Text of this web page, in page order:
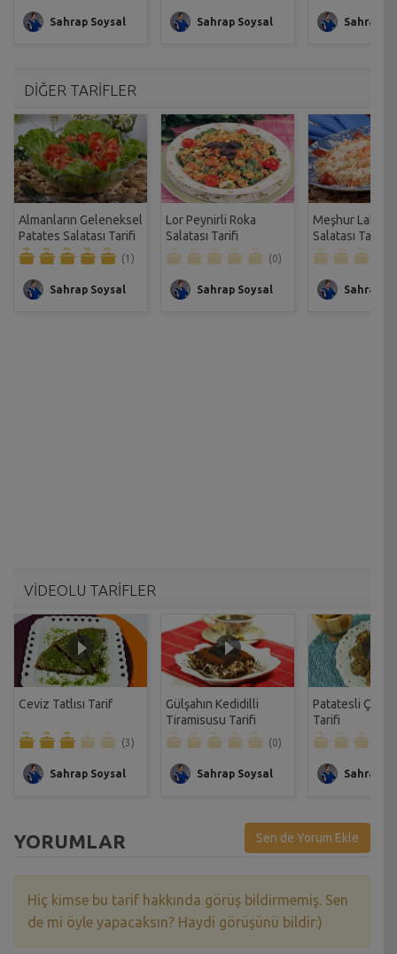
Sahrap Soysal Sahrap Soysal Sahrap
DİĞER TARİFLER
Almanların Geleneksel
Patates Salatası Tarifi
(1)
Sahrap Soysal
Lor Peynirli Roka
Salatası Tarifi
(0)
Sahrap Soysal
Meşhur Lahana
Salatası Tarifi
Sahrap
VİDEOLU TARİFLER
Ceviz Tatlısı Tarif
(3)
Sahrap Soysal
Gülşahın Kedidilli
Tiramisusu Tarifi
(0)
Sahrap Soysal
Patatesli Çıtır
Tarifi
Sahrap
YORUMLAR Sen de Yorum Ekle
Hiç kimse bu tarif hakkında görüş bildirmemiş. Sen
de mi öyle yapacaksın? Haydi görüşünü bildir:)